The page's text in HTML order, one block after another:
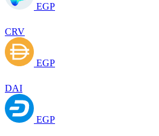
EGP
CRV
EGP
DAI
EGP